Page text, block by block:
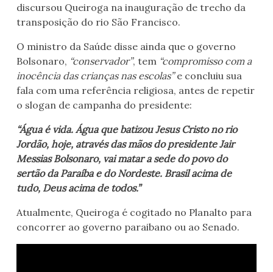
discursou Queiroga na inauguração de trecho da
transposição do rio São Francisco.
O ministro da Saúde disse ainda que o governo
Bolsonaro, “conservador”, tem “compromisso com a
inocência das crianças nas escolas”e concluiu sua
fala com uma referência religiosa, antes de repetir
o slogan de campanha do presidente:
“Água é vida. Água que batizou Jesus Cristo no rio
Jordão, hoje, através das mãos do presidente Jair
Messias Bolsonaro, vai matar a sede do povo do
sertão da Paraíba e do Nordeste. Brasil acima de
tudo, Deus acima de todos.”
Atualmente, Queiroga é cogitado no Planalto para
concorrer ao governo paraibano ou ao Senado.